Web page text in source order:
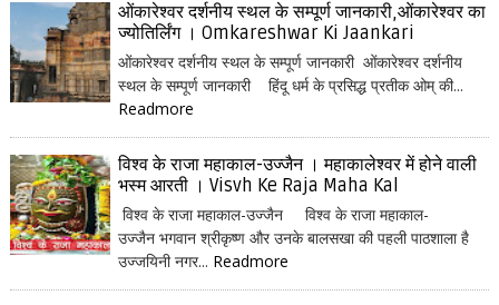
ओंकारेश्वर दर्शनीय स्थल के सम्पूर्ण जानकारी,ओंकारेश्वर का
ज्योतिर्लिंग । Omkareshwar Ki Jaankari
ओंकारेश्वर दर्शनीय स्थल के सम्पूर्ण जानकारी ओंकारेश्वर दर्शनीय
स्थल के सम्पूर्ण जानकारी हिंदू धर्म के प्रसिद्ध प्रतीक ओम् की...
Readmore
विश्व के राजा महाकाल-उज्जैन । महाकालेश्वर में होने वाली
भस्म आरती । Visvh Ke Raja Maha Kal
विश्व के राजा महाकाल-उज्जैन विश्व के राजा महाकाल-
उज्जैन भगवान श्रीकृष्ण और उनके बालसखा की पहली पाठशाला है
उज्जयिनी नगर... Readmore